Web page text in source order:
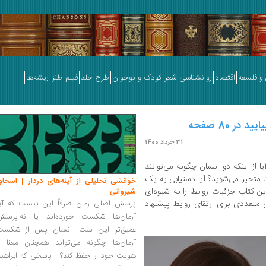
فلسفه اقتصاد روانشناسی شعر کودک و نوجوان طرح جلد فیلم طنز ریشه‌ها
80 صفحه
31 خرداد 1400
اینکه دو انسان چگونه می‌توانند
متحیر می‌شوید؟ آیا دستیابی به یک
کتاب جزئیات روابط را به شیوه‌ای
برای ارتقای روابط پیشنهاد
خوانشی تحلیلی از آینه‌های دردار |
شیروانی
پرسش اصلی رمان صرفاً این نیست که
آرمان‌ها شکست خورده‌اند یا
عمیق‌تر این است: انسان پس از
آرمان‌ها چگونه می‌تواند همچنان معنا
هویت خود را حفظ کند؟... پاسخی که